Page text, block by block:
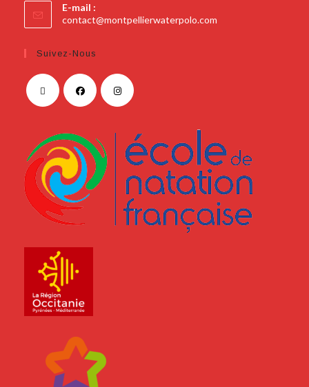
E-mail :
contact@montpellierwaterpolo.com
Suivez-Nous